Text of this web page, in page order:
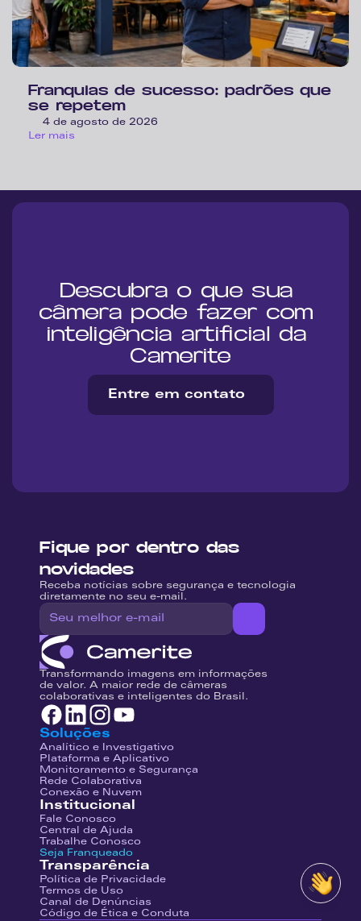
Franquias de sucesso: padrões que
se repetem
4 de agosto de 2026
Ler mais
Descubra o que sua
câmera pode fazer com
inteligência artificial da
Camerite
Entre em contato
Fique por dentro das
novidades
Receba notícias sobre segurança e tecnologia
diretamente no seu e-mail.
Transformando imagens em informações
de valor. A maior rede de câmeras
colaborativas e inteligentes do Brasil.
Soluções
Analítico e Investigativo
Plataforma e Aplicativo
Monitoramento e Segurança
Rede Colaborativa
Conexão e Nuvem
Institucional
Fale Conosco
Central de Ajuda
Trabalhe Conosco
Seja Franqueado
Transparência
Política de Privacidade
Termos de Uso
Canal de Denúncias
Código de Ética e Conduta